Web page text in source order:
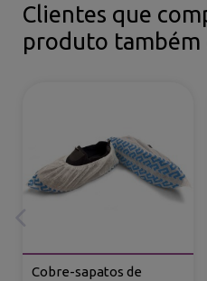
Clientes que
produto também
Cobre-sapatos de